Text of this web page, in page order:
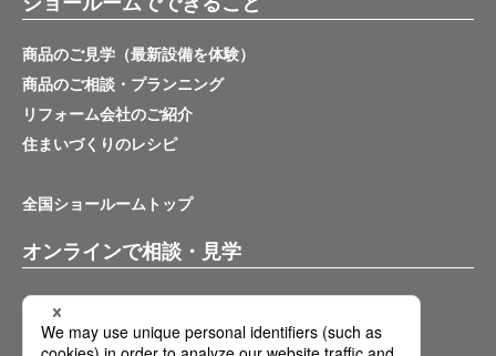
商品のご見学（最新設備を体験）
商品のご相談・プランニング
リフォーム会社のご紹介
住まいづくりのレシピ
全国ショールームトップ
オンラインで相談・見学
バーチャルショールーム
オンライン相談サービス